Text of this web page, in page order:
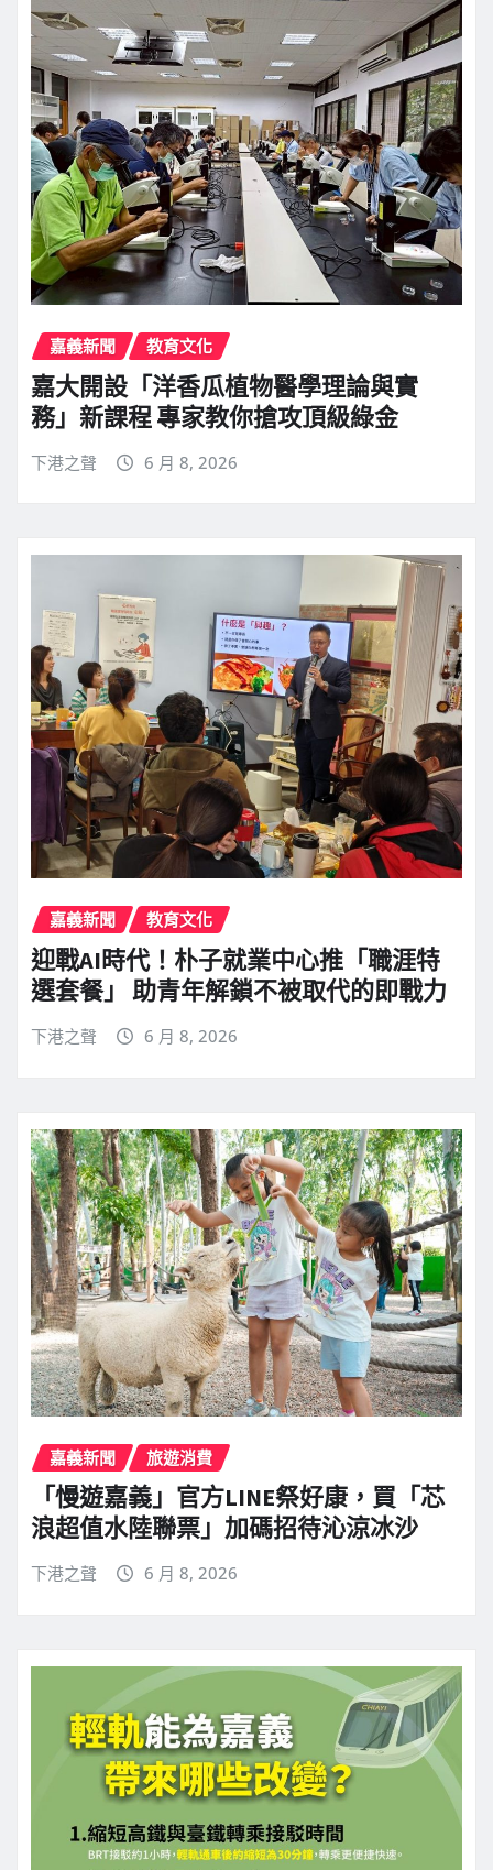
嘉義新聞 教育文化
嘉大開設「洋香瓜植物醫學理論與實
務」新課程 專家教你搶攻頂級綠金
下港之聲 6 月 8, 2026
嘉義新聞 教育文化
迎戰AI時代！朴子就業中心推「職涯特
選套餐」 助青年解鎖不被取代的即戰力
下港之聲 6 月 8, 2026
嘉義新聞 旅遊消費
「慢遊嘉義」官方LINE祭好康，買「芯
浪超值水陸聯票」加碼招待沁涼冰沙
下港之聲 6 月 8, 2026